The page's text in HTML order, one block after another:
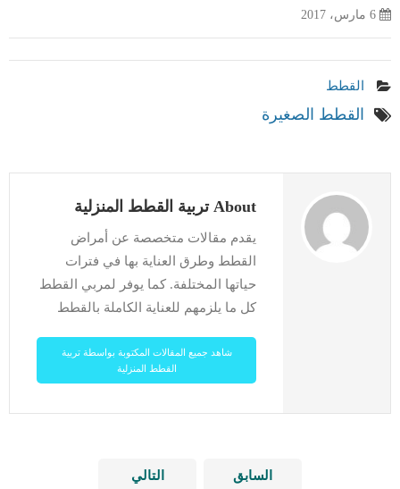
6 مارس، 2017
القطط
القطط الصغيرة
About تربية القطط المنزلية
يقدم مقالات متخصصة عن أمراض
القطط وطرق العناية بها في فترات
حياتها المختلفة. كما يوفر لمربي القطط
كل ما يلزمهم للعناية الكاملة بالقطط
شاهد جميع المقالات المكتوبة بواسطة تربية
القطط المنزلية
السابق التالي